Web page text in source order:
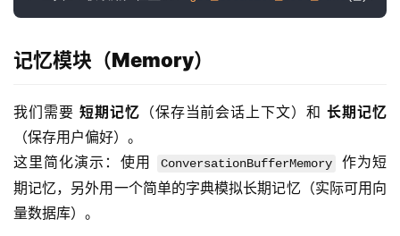
记忆模块（Memory）
我们需要 短期记忆 （保存当前会话上下文）和 长期记忆
（保存用户偏好）。
这里简化演示：使用
ConversationBufferMemory
作为短
期记忆，另外用一个简单的字典模拟长期记忆（实际可用向
量数据库）。